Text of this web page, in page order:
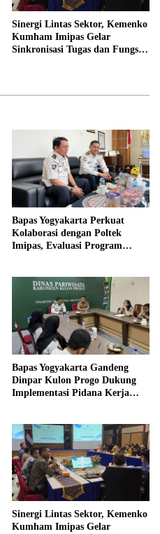
Sinergi Lintas Sektor, Kemenko
Kumham Imipas Gelar
Sinkronisasi Tugas dan Fungsi
Bapas Yogyakarta Perkuat
Kolaborasi dengan Poltek
Imipas, Evaluasi Program
Bapas Yogyakarta Gandeng
Dinpar Kulon Progo Dukung
Implementasi Pidana Kerja
Sinergi Lintas Sektor, Kemenko
Kumham Imipas Gelar